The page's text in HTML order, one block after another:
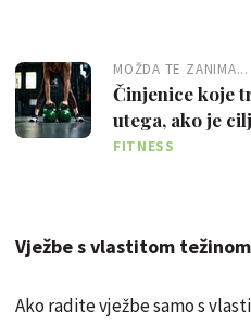
MOŽDA TE ZANIMA...
Činjenice koje
utega, ako je
FITNESS
Vježbe s vlastitom težinom
Ako radite vježbe samo s